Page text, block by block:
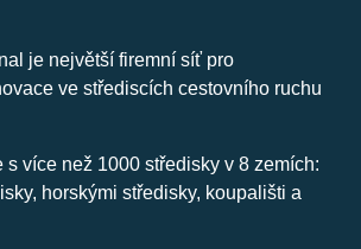
je největší firemní síť pro
ve střediscích cestovního ruchu
s více než 1000 středisky v 8 zemích:
horskými středisky, koupališti a